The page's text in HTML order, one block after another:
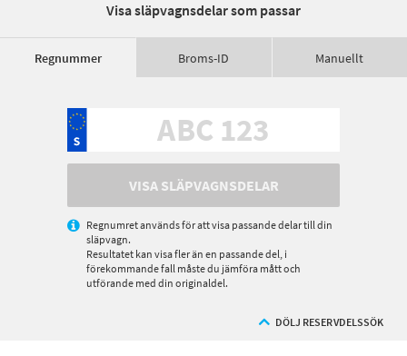
Visa släpvagnsdelar som passar
Regnummer Broms-ID Manuellt
VISA SLÄPVAGNSDELAR
Regnumret används för att visa passande delar till din
släpvagn.
Resultatet kan visa fler än en passande del, i
förekommande fall måste du jämföra mått och
utförande med din originaldel.
DÖLJ RESERVDELSSÖK